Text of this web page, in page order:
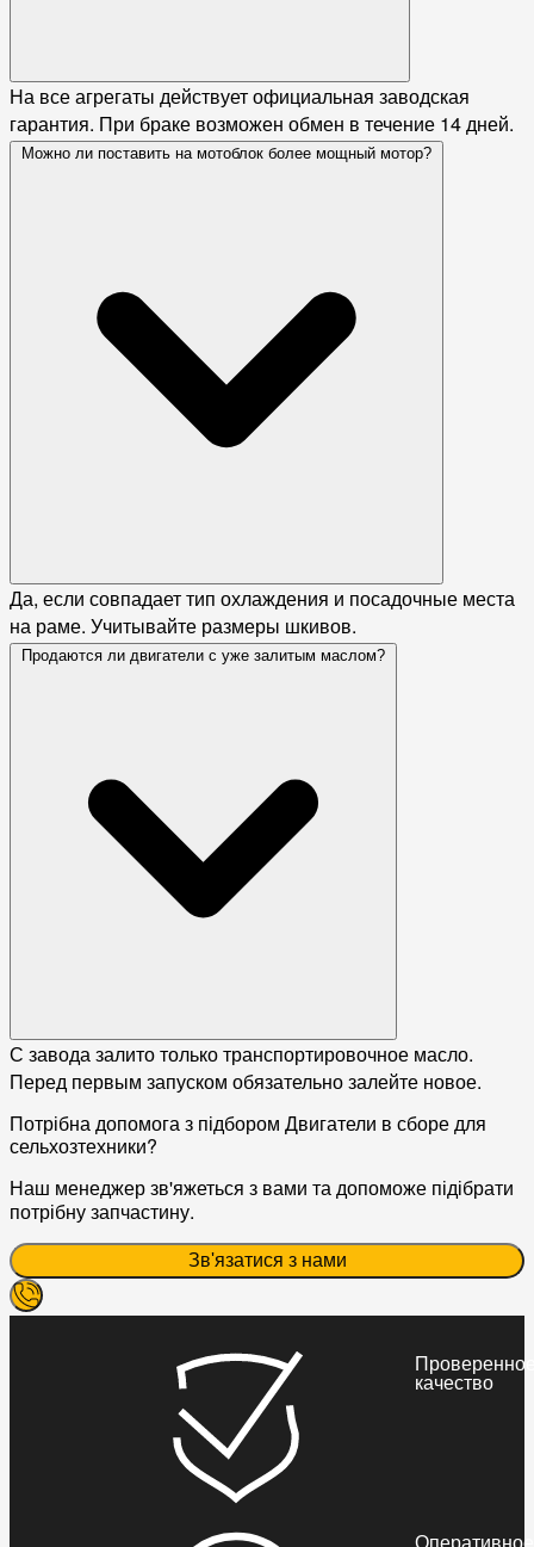
На все агрегаты действует официальная заводская
гарантия. При браке возможен обмен в течение 14 дней.
Можно ли поставить на мотоблок более мощный мотор?
Да, если совпадает тип охлаждения и посадочные места
на раме. Учитывайте размеры шкивов.
Продаются ли двигатели с уже залитым маслом?
С завода залито только транспортировочное масло.
Перед первым запуском обязательно залейте новое.
Потрібна допомога з підбором Двигатели в сборе для
сельхозтехники?
Наш менеджер зв'яжеться з вами та допоможе підібрати
потрібну запчастину.
Зв'язатися з нами
качество
Оперативное